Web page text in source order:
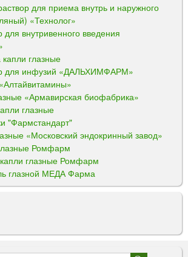
для приема внутрь и наружного
«Технолог»
внутривенного введения
глазные
для инфузий «ДАЛЬХИМФАРМ»
«Армавирская биофабрика»
глазные
"Фармстандарт"
«Московский эндокринный завод»
Ромфарм
глазные Ромфарм
глазной МЕДА Фарма